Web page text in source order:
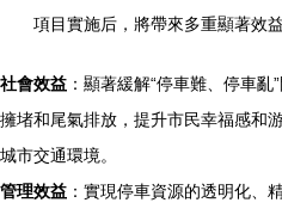
項目實施后，將帶來多重顯著效益
社會效益 ：顯著緩解“停車難、停車
擁堵和尾氣排放，提升市民幸福感和
城市交通環境。
管理效益 ：實現停車資源的透明化、